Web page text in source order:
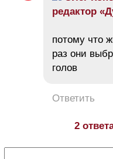
редактор
потому что
раз они
голов
Ответить
2